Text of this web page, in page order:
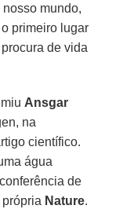
mundo,
primeiro lugar
de vida
Ansgar
na
científico.
água
de
Nature.